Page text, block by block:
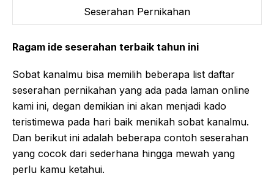
Seserahan Pernikahan
Ragam ide seserahan terbaik tahun ini
Sobat kanalmu bisa memilih beberapa list daftar
seserahan pernikahan yang ada pada laman online
kami ini, degan demikian ini akan menjadi kado
teristimewa pada hari baik menikah sobat kanalmu.
Dan berikut ini adalah beberapa contoh seserahan
yang cocok dari sederhana hingga mewah yang
perlu kamu ketahui.